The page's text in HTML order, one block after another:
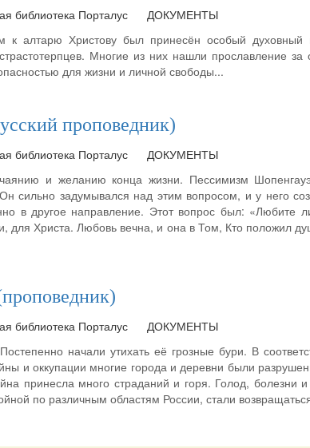
библиотека Порталус
ДОКУМЕНТЫ
к алтарю Христову был принесён особый
Многие из них нашли прославление за
для жизни и личной свободы...
проповедник)
библиотека Порталус
ДОКУМЕНТЫ
и желанию конца жизни. Пессимизм
сильно задумывался над этим вопросом, и у него
в другое направление. Этот вопрос был:
для Христа. Любовь вечна, и она в Том, Кто положил
библиотека Порталус
ДОКУМЕНТЫ
начали утихать её грозные бури. В
и оккупации многие города и деревни были
принесла много страданий и горя. Голод, болезни
по различным областям России, стали